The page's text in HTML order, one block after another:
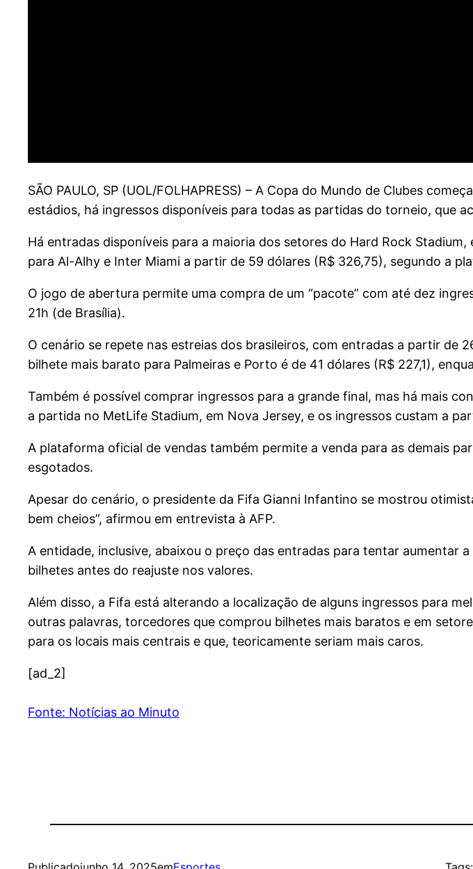
SÃO PAULO, SP (UOL/FOLHAPRESS) – A Copa do Mundo de Clubes
estádios, há ingressos disponíveis para todas as partidas do torneio, que
Há entradas disponíveis para a maioria dos setores do Hard Rock
para Al-Alhy e Inter Miami a partir de 59 dólares (R$ 326,75), segundo a
O jogo de abertura permite uma compra de um “pacote” com até dez
21h (de Brasília).
O cenário se repete nas estreias dos brasileiros, com entradas a partir de
bilhete mais barato para Palmeiras e Porto é de 41 dólares (R$ 227,1),
Também é possível comprar ingressos para a grande final, mas há mais
a partida no MetLife Stadium, em Nova Jersey, e os ingressos custam a
A plataforma oficial de vendas também permite a venda para as demais
esgotados.
Apesar do cenário, o presidente da Fifa Gianni Infantino se mostrou
bem cheios”, afirmou em entrevista à AFP.
A entidade, inclusive, abaixou o preço das entradas para tentar aumentar
bilhetes antes do reajuste nos valores.
Além disso, a Fifa está alterando a localização de alguns ingressos para
outras palavras, torcedores que comprou bilhetes mais baratos e em
para os locais mais centrais e que, teoricamente seriam mais caros.
[ad_2]
Fonte: Notícias ao Minuto